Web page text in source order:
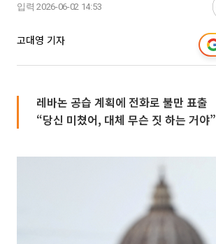
입력 2026-06-02 14:53
고대영 기자
레바논 공습 계획에 전화로 불만 표출
“당신 미쳤어, 대체 무슨 짓 하는 거야”